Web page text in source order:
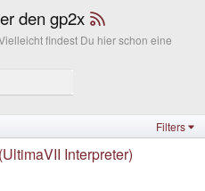
den gp2x
findest Du hier schon eine
Filters
Interpreter)